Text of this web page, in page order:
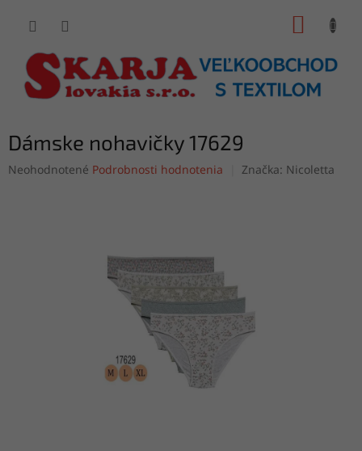
Dámske nohavičky 17629
Priemerné
Neohodnotené Podrobnosti hodnotenia Značka: Nicoletta